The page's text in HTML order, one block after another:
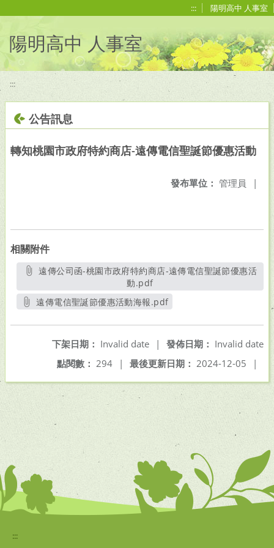
::: 陽明高中 人事室
陽明高中 人事室
:::
公告訊息
轉知桃園市政府特約商店-遠傳電信聖誕節優惠活動
發布單位： 管理員 |
相關附件
遠傳公司函-桃園市政府特約商店-遠傳電信聖誕節優惠活
動.pdf另開新視窗
遠傳電信聖誕節優惠活動海報.pdf
發佈日期： Invalid date
下架日期： Invalid date
|
最後更新日期： 2024-12-05 |
點閱數： 294 |
:::